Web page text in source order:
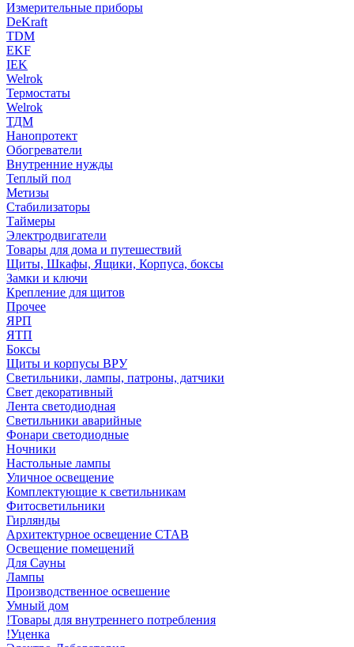
Измерительные приборы
DeKraft
TDM
EKF
IEK
Welrok
Термостаты
Welrok
ТДМ
Нанопротект
Обогреватели
Внутренние нужды
Теплый пол
Метизы
Стабилизаторы
Таймеры
Электродвигатели
Товары для дома и путешествий
Щиты, Шкафы, Ящики, Корпуса, боксы
Замки и ключи
Крепление для щитов
Прочее
ЯРП
ЯТП
Боксы
Щиты и корпусы ВРУ
Светильники, лампы, патроны, датчики
Свет декоративный
Лента светодиодная
Светильники аварийные
Фонари светодиодные
Ночники
Настольные лампы
Уличное освещение
Комплектующие к светильникам
Фитосветильники
Гирлянды
Архитектурное освещение СТАВ
Освещение помещений
Для Сауны
Лампы
Производственное освешение
Умный дом
!Товары для внутреннего потребления
!Уценка